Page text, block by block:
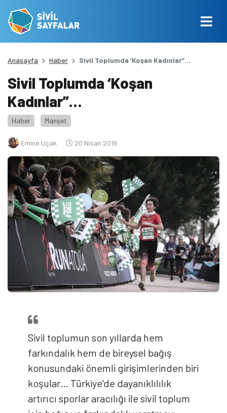
Anasayfa Haber Sivil Toplumda ‘Koşan Kadınlar”…
Sivil Toplumda ‘Koşan
Kadınlar”…
Haber Manşet
Emine Uçak 20 Nisan 2019
Sivil toplumun son yıllarda hem
farkındalık hem de bireysel bağış
konusundaki önemli girişimlerinden biri
koşular… Türkiye'de dayanıklılılık
artırıcı sporlar aracılığı ile sivil toplum